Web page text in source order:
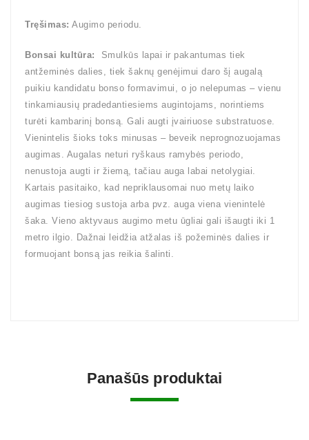
Tręšimas: Augimo periodu.
Bonsai kultūra: Smulkūs lapai ir pakantumas tiek
antžeminės dalies, tiek šaknų genėjimui daro šį augalą
puikiu kandidatu bonso formavimui, o jo nelepumas – vienu
tinkamiausių pradedantiesiems augintojams, norintiems
turėti kambarinį bonsą. Gali augti įvairiuose substratuose.
Vienintelis šioks toks minusas – beveik neprognozuojamas
augimas. Augalas neturi ryškaus ramybės periodo,
nenustoja augti ir žiemą, tačiau auga labai netolygiai.
Kartais pasitaiko, kad nepriklausomai nuo metų laiko
augimas tiesiog sustoja arba pvz. auga viena vienintelė
šaka. Vieno aktyvaus augimo metu ūgliai gali išaugti iki 1
metro ilgio. Dažnai leidžia atžalas iš požeminės dalies ir
formuojant bonsą jas reikia šalinti.
Panašūs produktai